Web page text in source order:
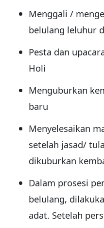
Menggali /
belulang leluhur
Pesta dan
Holi
Menguburkan
baru
Menyelesaikan
setelah jasad/
dikuburkan
Dalam prosesi
belulang,
adat. Setelah